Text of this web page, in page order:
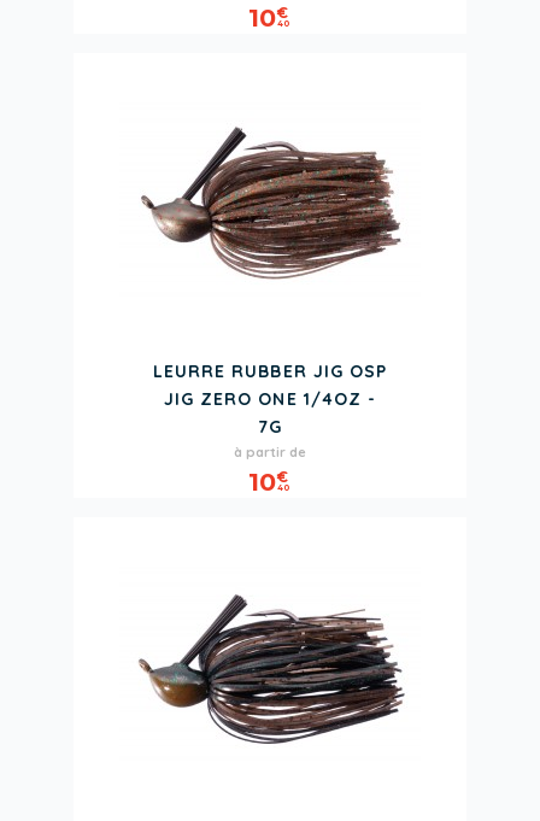
10€
40
LEURRE RUBBER JIG OSP
JIG ZERO ONE 1/4OZ -
7G
Prix
à partir de
10€
40